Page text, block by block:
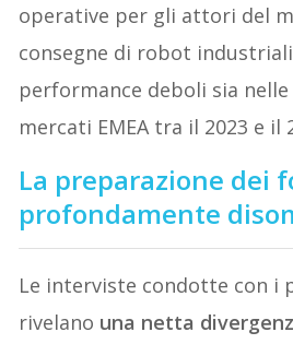
operative per gli attori del
consegne di robot
performance deboli sia
mercati EMEA tra il 2023 e il
La preparazione dei
profondamente
Le interviste condotte con
rivelano una netta